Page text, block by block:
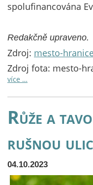
spolufinancována
Redakčně upraveno.
Zdroj: mesto-
Zdroj fota: mesto-
více …
Růže a
rušnou
04.10.2023